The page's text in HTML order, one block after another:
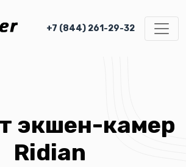
+7 (844) 261-29-32
экшен-камер
Ridian